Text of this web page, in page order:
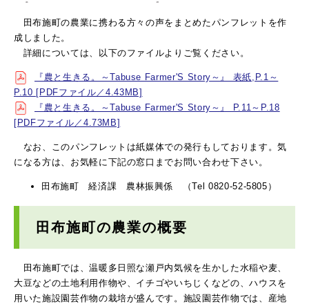
田布施町の農業に携わる方々の声をまとめたパンフレットを作
成しました。
詳細については、以下のファイルよりご覧ください。
『農と生きる。～Tabuse Farmer'S Story～』 表紙,P.1～
P.10 [PDFファイル／4.43MB]
『農と生きる。～Tabuse Farmer'S Story～』 P.11～P.18
[PDFファイル／4.73MB]
なお、このパンフレットは紙媒体での発行もしております。気
になる方は、お気軽に下記の窓口までお問い合わせ下さい。
田布施町 経済課 農林振興係 （Tel 0820-52-5805）
田布施町の農業の概要
田布施町では、温暖多日照な瀬戸内気候を生かした水稲や麦、
大豆などの土地利用作物や、イチゴやいちじくなどの、ハウスを
用いた施設園芸作物の栽培が盛んです。施設園芸作物では、産地